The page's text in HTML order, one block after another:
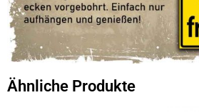
Ähnliche Produkte